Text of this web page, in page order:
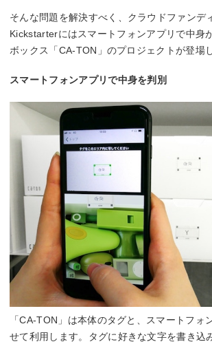
そんな問題を解決すべく、クラウドファンデ
Kickstarterにはスマートフォンアプリで中身
ボックス「CA-TON」のプロジェクトが登場
スマートフォンアプリで中身を判別
「CA-TON」は本体のタグと、スマートフォ
せて利用します。タグに好きな文字を書き込